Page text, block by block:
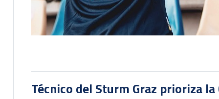
Técnico del Sturm Graz prioriza